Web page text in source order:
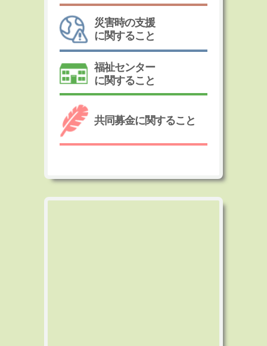
災害時の支援
に関すること
福祉センター
に関すること
共同募金に関すること